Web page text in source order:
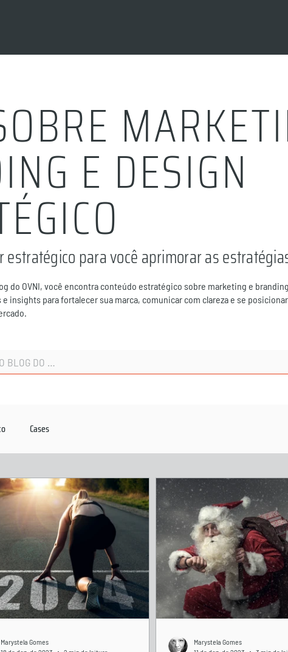
Cases
Marystela Gomes
Marystela Gomes
E DESIGN
para você aprimorar as
do OVNI, você encontra conteúdo estratégico sobre marketing e
e insights para fortalecer sua marca, comunicar com clareza e se